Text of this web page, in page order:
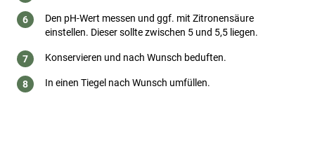
Den pH-Wert messen und ggf. mit Zitronensäure
einstellen. Dieser sollte zwischen 5 und 5,5 liegen.
Konservieren und nach Wunsch beduften.
In einen Tiegel nach Wunsch umfüllen.